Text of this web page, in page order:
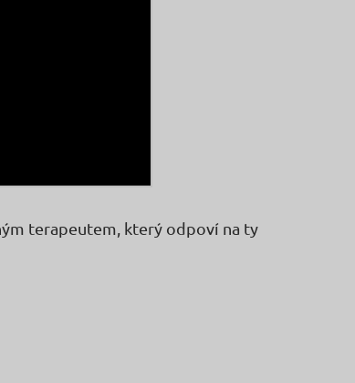
terapeutem, který odpoví na ty